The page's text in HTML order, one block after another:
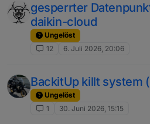
gesperrter
daikin-cloud
Ungelöst
12
6. Juli 2026, 20:06
BackitUp killt system
Ungelöst
1
30. Juni 2026, 15:15